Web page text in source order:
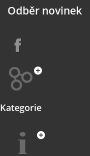
Odběr novinek
Kategorie